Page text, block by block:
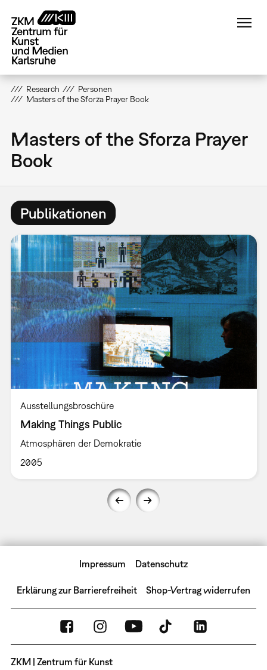
zum
Inhalt
Research
Personen
Masters of the Sforza Prayer Book
Masters of the Sforza Prayer
Book
Publikationen
Ausstellungsbroschüre
Making Things Public
Atmosphären der Demokratie
2005
Impressum Datenschutz
Erklärung zur Barrierefreiheit Shop-Vertrag widerrufen
ZKM | Zentrum für Kunst